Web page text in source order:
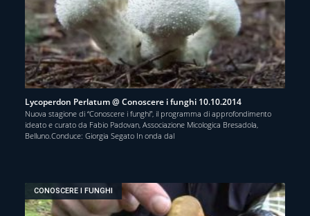
Lycoperdon Perlatum @ Conoscere i funghi 10.10.2014
Nuova stagione di “Conoscere i funghi”, il programma di approfondimento
ideato e curato da Fabio Padovan, Associazione Micologica Bresadola,
Belluno.Conduce: Giorgia Segato In onda dal
CONOSCERE I FUNGHI